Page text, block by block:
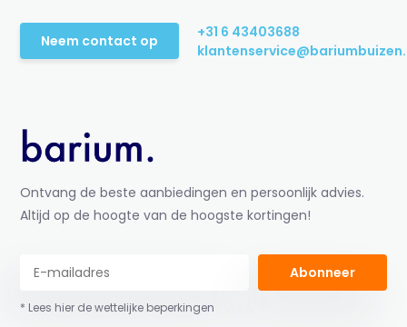
Neem contact op
+31 6 43403688
Ontvang de beste aanbiedingen en persoonlijk advies.
Altijd op de hoogte van de hoogste kortingen!
Abonneer
* Lees hier de wettelijke beperkingen